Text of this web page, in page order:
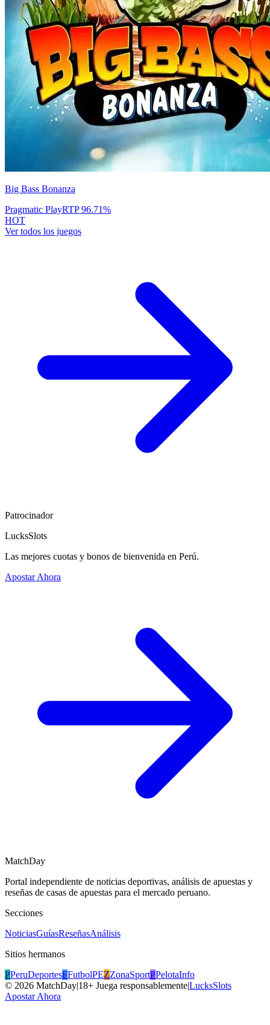
Big Bass Bonanza
Pragmatic PlayRTP96.71%
HOT
Ver todos los juegos
Patrocinador
LucksSlots
Las mejores cuotas y bonos de bienvenida en Perú.
Apostar Ahora
MatchDay
Portal independiente de noticias deportivas, análisis de apuestas y
reseñas de casas de apuestas para el mercado peruano.
Secciones
NoticiasGuíasReseñasAnálisis
Sitios hermanos
PPeruDeportesFFutbolPEZZonaSportPPelotaInfo
© 2026 MatchDay|18+ Juega responsablemente|LucksSlots
Apostar Ahora